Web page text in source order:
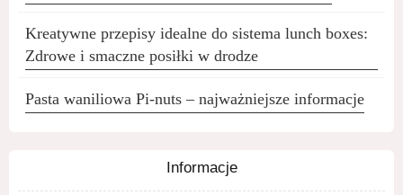
Kreatywne przepisy idealne do sistema lunch boxes:
Zdrowe i smaczne posiłki w drodze
Pasta waniliowa Pi-nuts – najważniejsze informacje
Informacje